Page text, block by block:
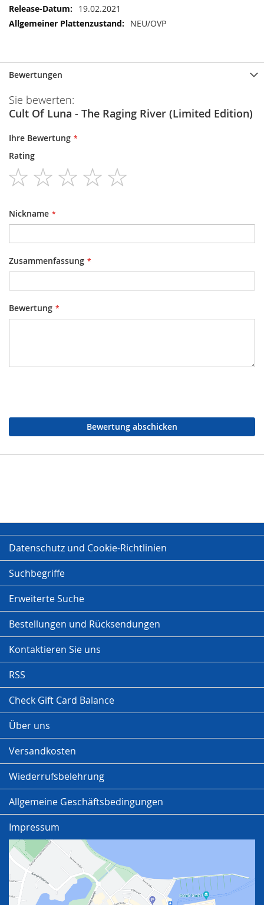
19.02.2021
NEU/OVP
Bewertungen
Sie bewerten:
Cult Of Luna - The Raging River (Limited Edition)
Ihre Bewertung
Rating
1
star
2
stars
3
stars
4
stars
Nickname
Zusammenfassung
Bewertung
Bewertung abschicken
Datenschutz und Cookie-Richtlinien
Suchbegriffe
Erweiterte Suche
Bestellungen und Rücksendungen
Kontaktieren Sie uns
RSS
Check Gift Card Balance
Über uns
Versandkosten
Wiederrufsbelehrung
Allgemeine Geschäftsbedingungen
Impressum